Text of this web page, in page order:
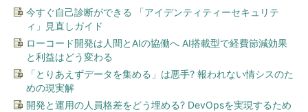
今すぐ自己診断ができる 「アイデンティティーセキュリテ
ィ」見直しガイド
ローコード開発は人間とAIの協働へ AI搭載型で経費節減効果
と利益はどう変わる
「とりあえずデータを集める」は悪手? 報われない情シスのた
めの現実解
開発と運用の人員格差をどう埋める? DevOpsを実現するため